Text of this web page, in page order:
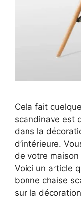
Cela fait
scandinave est
dans la
d’intérieure.
de votre
Voici un article
bonne chaise
sur la